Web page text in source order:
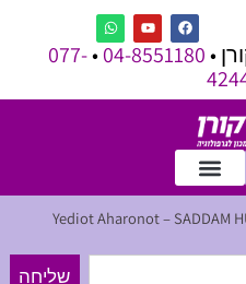
•
04-8551180
•
077-
Yediot Aharonot – SADDAM
שליחה